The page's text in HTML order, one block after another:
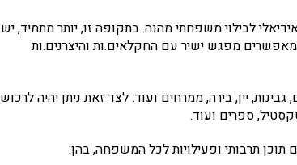
לבילוי משפחתי מהנה. בתקופה זו, יותר מתמיד, יש
מפגש ישיר עם החקלאים.ות והיצרנים.ות
יין, בירה, ממרחים ועוד. לצד זאת ניתן יהיה לרכוש
ספרים ועוד.
תוכן תרבותי ופעילויות לכל המשפחה, בהן: